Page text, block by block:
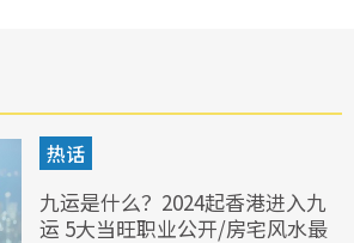
热话
九运是什么？2024起香港进入九
运 5大当旺职业公开/房宅风水最